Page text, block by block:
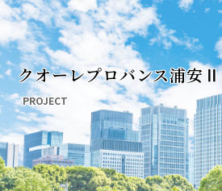
クオーレプロバンス浦安Ⅱ
PROJECT